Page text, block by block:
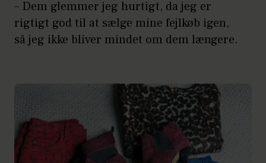
– Dem glemmer jeg hurtigt, da jeg er
rigtigt god til at sælge mine fejlkøb igen,
så jeg ikke bliver mindet om dem længere.